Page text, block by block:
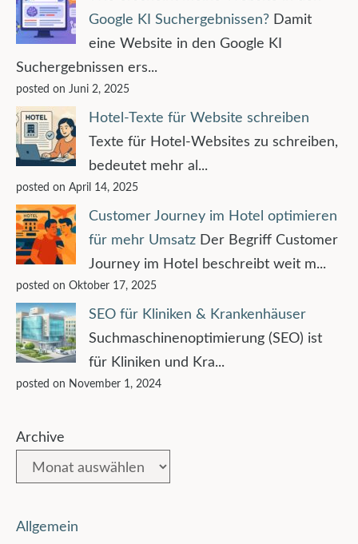
Google KI Suchergebnissen? Damit
eine Website in den Google KI
Suchergebnissen ers...
posted on Juni 2, 2025
Hotel-Texte für Website schreiben
Texte für Hotel-Websites zu schreiben,
bedeutet mehr al...
posted on April 14, 2025
Customer Journey im Hotel optimieren
für mehr Umsatz Der Begriff Customer
Journey im Hotel beschreibt weit m...
posted on Oktober 17, 2025
SEO für Kliniken & Krankenhäuser
Suchmaschinenoptimierung (SEO) ist
für Kliniken und Kra...
posted on November 1, 2024
Archive
Allgemein